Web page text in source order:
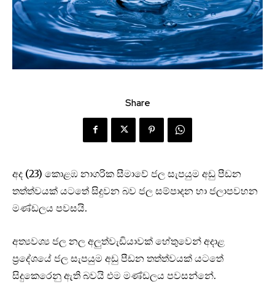
Share
අද (23) කොළඹ නාගරික සීමාවේ ජල සැපයුම අඩු පීඩන
තත්ත්වයක් යටතේ සිදුවන බව ජල සම්පාදන හා ජලාපවහන
මණ්ඩලය පවසයි.
අත්‍යවශ්‍ය ජල නල අලුත්වැඩියාවක් හේතුවෙන් අදාළ
ප්‍රදේශයේ ජල සැපයුම අඩු පීඩන තත්ත්වයක් යටතේ
සිදුකෙරෙනු ඇති බවයි එම මණ්ඩලය පවසන්නේ.